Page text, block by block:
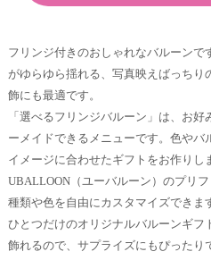
フリンジ付きのおしゃれなバルーン
がゆらゆら揺れる、写真映えばっち
飾にも最適です。
「選べるフリンジバルーン」は、お
ーメイドできるメニューです。色や
イメージに合わせたギフトをお作りし
UBALLOON（ユーバルーン）のプリ
種類や色を自由にカスタマイズできま
ひとつだけのオリジナルバルーンギフ
飾れるので、サプライズにもぴったり